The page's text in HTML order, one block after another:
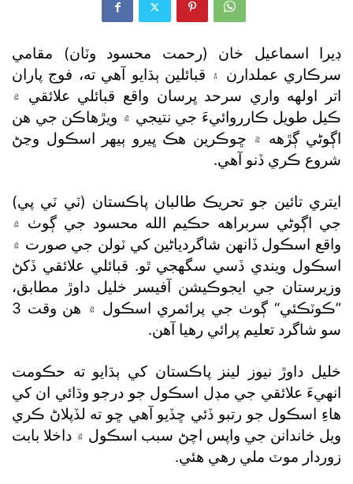
ڊيرا اسماعيل خان (رحمت محسود وٽان) مقامي
سرڪاري عملدارن ۽ قبائلين ٻڌايو آهي ته، فوج پاران
اتر اولهه واري سرحد ڀرسان واقع قبائلي علائقي ۾
ڪيل طويل ڪارروائيءَ جي نتيجي ۾ ويڙهاڪن جي هن
اڳوڻي ڳڙهه ۾ ڇوڪرين هڪ ڀيرو ٻيهر اسڪول وڃڻ
شروع ڪري ڏنو آهي.
ايتري تائين جو تحريڪ طالبان پاڪستان (ٽي ٽي پي)
جي اڳوڻي سربراهه حڪيم الله محسود جي ڳوٺ ۾
واقع اسڪول ڏانهن شاگردياڻين کي ٽولن جي صورت ۾
اسڪول ويندي ڏسي سگھجي ٿو. قبائلي علائقي ڏکڻ
وزيرستان جي ايجوڪيشن آفيسر خليل داوڙ مطابق،
”ڪوٽڪئي“ ڳوٺ جي پرائمري اسڪول ۾ هن وقت 3
سو شاگرد تعليم پرائي رهيا آهن.
خليل داوڙ نيوز لينز پاڪستان کي ٻڌايو ته حڪومت
انهيءَ علائقي جي مڊل اسڪول جو درجو وڌائي ان کي
هاءِ اسڪول جو رتبو ڏئي ڇڏيو آهي ڇو ته لڏپلاڻ ڪري
ويل خاندانن جي واپس اچڻ سبب اسڪول ۾ داخلا بابت
زوردار موٽ ملي رهي هئي.